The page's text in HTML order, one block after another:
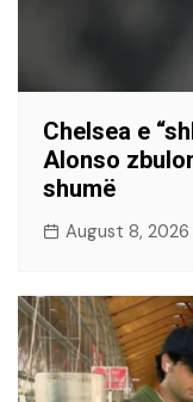
Chelsea e
Alonso
shumë
August 8, 2026